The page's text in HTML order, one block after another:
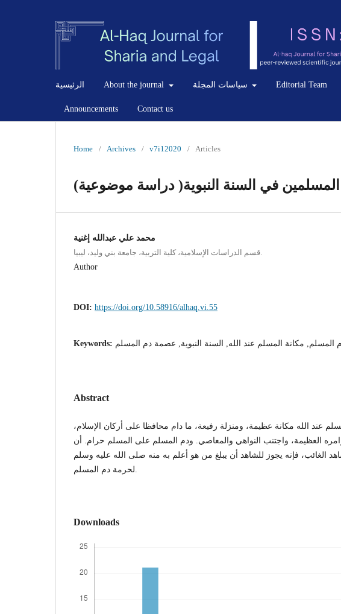
الرئيسية About the journal Editorial Team
Announcements Contact us
Home / Archives / v7i12020 / Articles
في السنة النبوية( دراسة موضوعية)
محمد علي عبدالله إغنية
Author
DOI: https://doi.org/10.58916/alhaq.vi.55
Keywords: المسلم, مكانة المسلم عند الله, السنة النبوية, عصمة دم المسلم
Abstract
عند الله مكانة عظيمة، ومنزلة رفيعة، ما دام محافظا على أركان الإسلام،
العظيمة، واجتنب النواهي والمعاصي. ودم المسلم على المسلم حرام. أن
الغائب، فإنه يجوز للشاهد أن يبلغ من هو أعلم به منه صلى الله عليه وسلم
Downloads